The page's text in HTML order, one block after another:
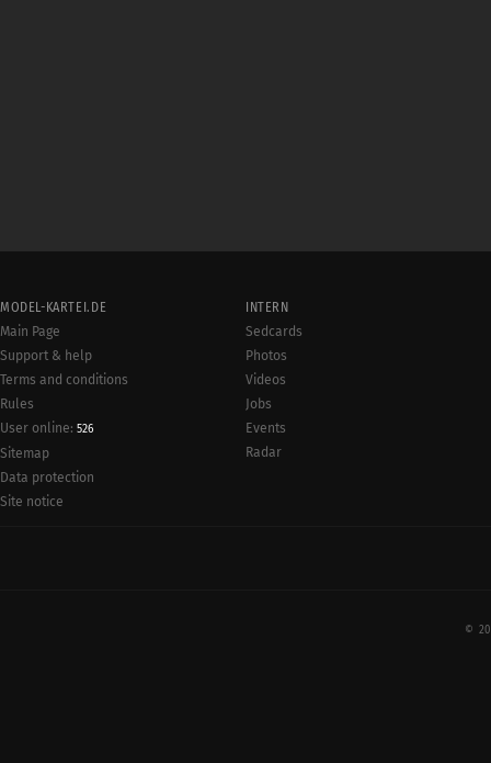
MODEL-KARTEI.DE
Main Page
Support & help
Terms and conditions
Rules
User online: 526
Sitemap
Data protection
Site notice
INTERN
Sedcards
Photos
Videos
Jobs
Events
Radar
©